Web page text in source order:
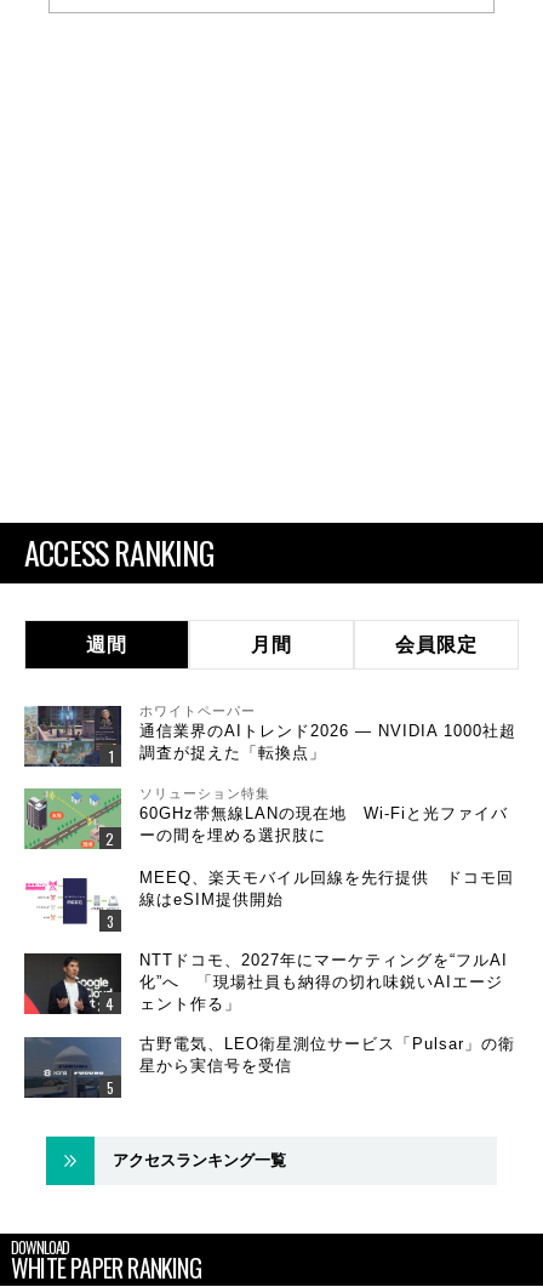
ACCESS RANKING
週間 月間 会員限定
ホワイトペーパー
通信業界のAIトレンド2026 ― NVIDIA 1000社超
調査が捉えた「転換点」
ソリューション特集
60GHz帯無線LANの現在地 Wi-Fiと光ファイバ
ーの間を埋める選択肢に
MEEQ、楽天モバイル回線を先行提供 ドコモ回
線はeSIM提供開始
NTTドコモ、2027年にマーケティングを“フルAI
化”へ 「現場社員も納得の切れ味鋭いAIエージ
ェント作る」
古野電気、LEO衛星測位サービス「Pulsar」の衛
星から実信号を受信
アクセスランキング一覧
DOWNLOAD
WHITE PAPER RANKING